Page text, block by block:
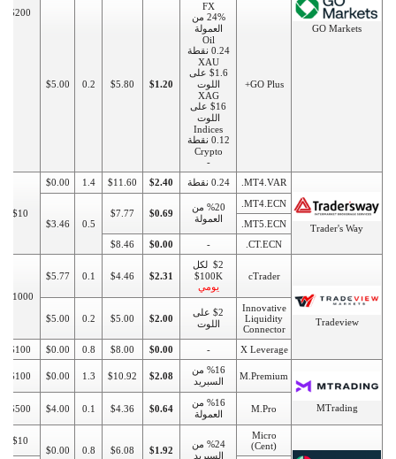
GO Markets
$200
GO Plus+
FX
24% من
العمولة
Oil
0.24 نقطة
XAU
$1.6 على
اللوت
XAG
$16 على
اللوت
Indices
0.12 نقطة
Crypto
-
$1.20
$5.80
0.2
$5.00
Trader's Way
MT4.VAR. 0.24 نقطة $2.40
$11.60
1.4
$0.00
$10
MT4.ECN.
%20 من
العمولة
$0.69
$7.77
0.5
$3.46
MT5.ECN.
CT.ECN.
-
$0.00
$8.46
Tradeview
cTrader
$2 لكل
100K$
يومي
$2.31
$4.46
0.1
$5.77
$1000
Innovative
Liquidity
Connector
$2 على
اللوت
$2.00
$5.00
0.2
$5.00
X Leverage
-
$0.00
$8.00
0.8
$0.00
$100
MTrading
M.Premium
%16 من
السبريد
$2.08
$10.92
1.3
$0.00
$100
M.Pro
%16 من
العمولة
$0.64
$4.36
0.1
$4.00
$500
Micro
(Cent)
%24 من
السبريد
$1.92
$6.08
0.8
$0.00
$10